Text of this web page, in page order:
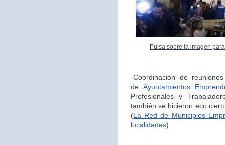
Pulsa sobre la imagen
-Coordinación de
de Ayuntamientos
Profesionales y
también se hicieron eco
(La Red de Municipios
localidades).